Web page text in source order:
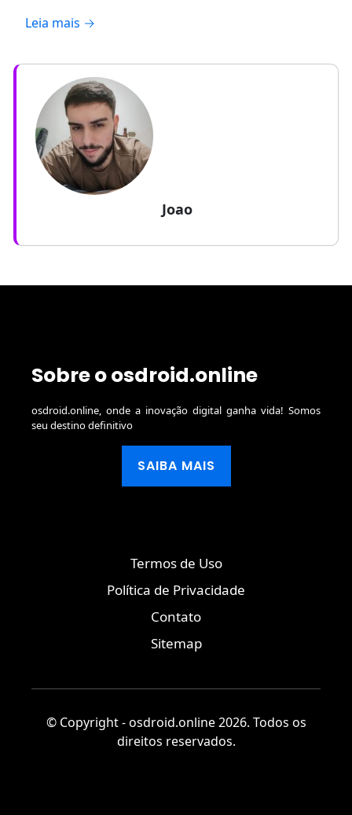
Leia mais →
Joao
Sobre o osdroid.online
osdroid.online, onde a inovação digital ganha vida! Somos
seu destino definitivo
SAIBA MAIS
Termos de Uso
Política de Privacidade
Contato
Sitemap
© Copyright - osdroid.online 2026. Todos os
direitos reservados.